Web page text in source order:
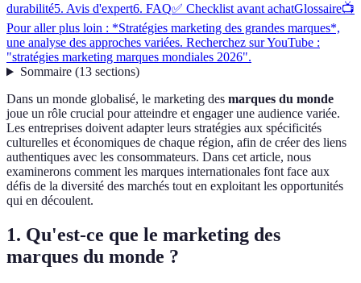
durabilité5. Avis d'expert6. FAQ✅ Checklist avant achatGlossaire📺
Pour aller plus loin : *Stratégies marketing des grandes marques*,
une analyse des approches variées. Recherchez sur YouTube :
"stratégies marketing marques mondiales 2026".
Sommaire(13 sections)
Dans un monde globalisé, le marketing des marques du monde
joue un rôle crucial pour atteindre et engager une audience variée.
Les entreprises doivent adapter leurs stratégies aux spécificités
culturelles et économiques de chaque région, afin de créer des liens
authentiques avec les consommateurs. Dans cet article, nous
examinerons comment les marques internationales font face aux
défis de la diversité des marchés tout en exploitant les opportunités
qui en découlent.
1. Qu'est-ce que le marketing des
marques du monde ?